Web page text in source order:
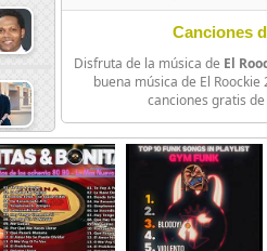
La Vida De Un Pistolero -
Me Fallaste -El Roockie
Nueva Letra Nuevo
Parece Sincera -El
Tus Derechos -El Roockie
Una Noche Mas - El
Canciones
Disfruta de la música de El
buena música de El
canciones gratis de